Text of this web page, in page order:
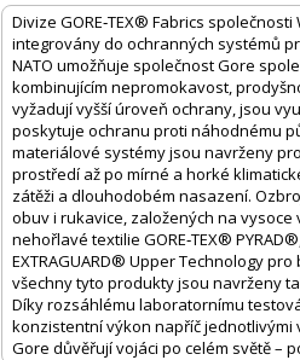
Divize GORE‑TEX® Fabrics
integrovány do ochranných systémů
NATO umožňuje společnost Gore
kombinujícím nepromokavost,
vyžadují vyšší úroveň ochrany, jsou
poskytuje ochranu proti náhodnému
materiálové systémy jsou navrženy
prostředí až po mírné a horké
zátěži a dlouhodobém nasazení.
obuv i rukavice, založených na vysoce
nehořlavé textilie GORE‑TEX®
EXTRAGUARD® Upper Technology
všechny tyto produkty jsou navrženy
Díky rozsáhlému laboratornímu
konzistentní výkon napříč jednotlivými
Gore důvěřují vojáci po celém světě –